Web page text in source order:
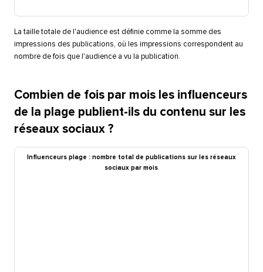
La taille totale de l'audience est définie comme la somme des
impressions des publications, où les impressions correspondent au
nombre de fois que l'audience a vu la publication.​​
Combien de fois par mois les influenceurs
de la plage publient-ils du contenu sur les
réseaux sociaux ?​​
Influenceurs plage : nombre total de publications sur les réseaux
sociaux par mois​​